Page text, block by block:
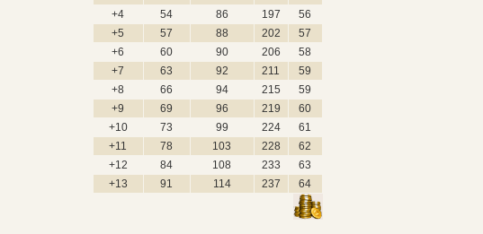
+4
54 86 197
56
+5
57 88 202
57
+6
60 90 206
58
+7
63 92 211
59
+8
66 94 215
59
+9
69 96 219
60
+10
73 99 224
61
+11
78 103 228
62
+12
84 108 233
63
+13
91 114 237 64